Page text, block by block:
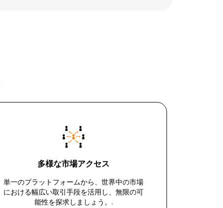
多様な市場アクセス
単一のプラットフォームから、世界中の市場
における幅広い取引手段を活用し、無限の可
能性を探求しましょう。.